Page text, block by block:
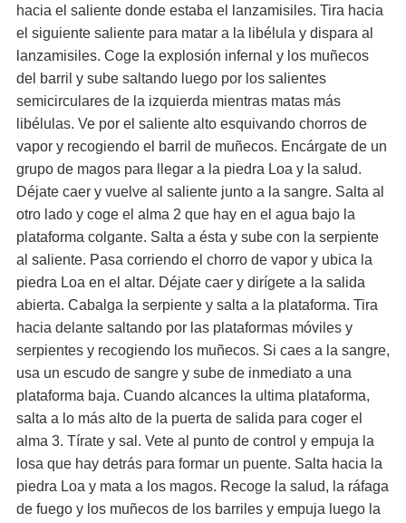
hacia el saliente donde estaba el lanzamisiles. Tira hacia
el siguiente saliente para matar a la libélula y dispara al
lanzamisiles. Coge la explosión infernal y los muñecos
del barril y sube saltando luego por los salientes
semicirculares de la izquierda mientras matas más
libélulas. Ve por el saliente alto esquivando chorros de
vapor y recogiendo el barril de muñecos. Encárgate de un
grupo de magos para llegar a la piedra Loa y la salud.
Déjate caer y vuelve al saliente junto a la sangre. Salta al
otro lado y coge el alma 2 que hay en el agua bajo la
plataforma colgante. Salta a ésta y sube con la serpiente
al saliente. Pasa corriendo el chorro de vapor y ubica la
piedra Loa en el altar. Déjate caer y dirígete a la salida
abierta. Cabalga la serpiente y salta a la plataforma. Tira
hacia delante saltando por las plataformas móviles y
serpientes y recogiendo los muñecos. Si caes a la sangre,
usa un escudo de sangre y sube de inmediato a una
plataforma baja. Cuando alcances la ultima plataforma,
salta a lo más alto de la puerta de salida para coger el
alma 3. Tírate y sal. Vete al punto de control y empuja la
losa que hay detrás para formar un puente. Salta hacia la
piedra Loa y mata a los magos. Recoge la salud, la ráfaga
de fuego y los muñecos de los barriles y empuja luego la